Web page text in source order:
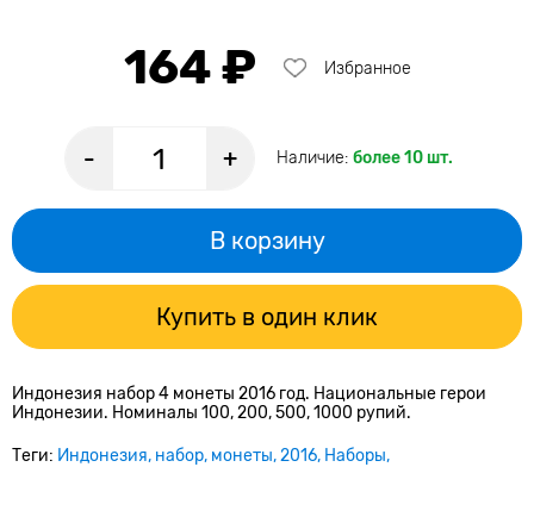
164 ₽ Избранное
- + Наличие: более 10 шт.
В корзину
Купить в один клик
Индонезия набор 4 монеты 2016 год. Национальные герои
Индонезии. Номиналы 100, 200, 500, 1000 рупий.
Теги: Индонезия набор монеты 2016 Наборы